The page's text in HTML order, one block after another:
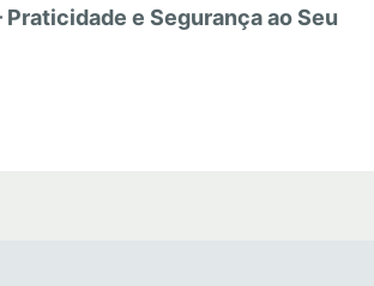
e Segurança ao Seu